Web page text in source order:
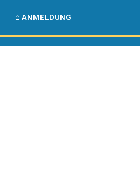
⌂ ANMELDUNG